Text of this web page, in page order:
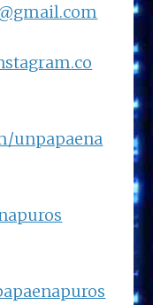
unpapaena